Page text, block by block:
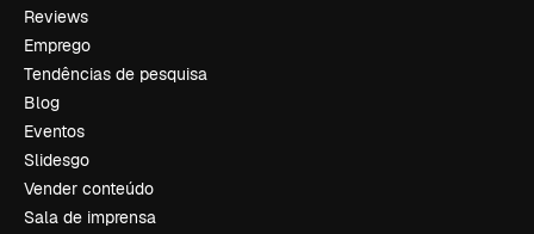
Reviews
Emprego
Tendências de pesquisa
Blog
Eventos
Slidesgo
Vender conteúdo
Sala de imprensa